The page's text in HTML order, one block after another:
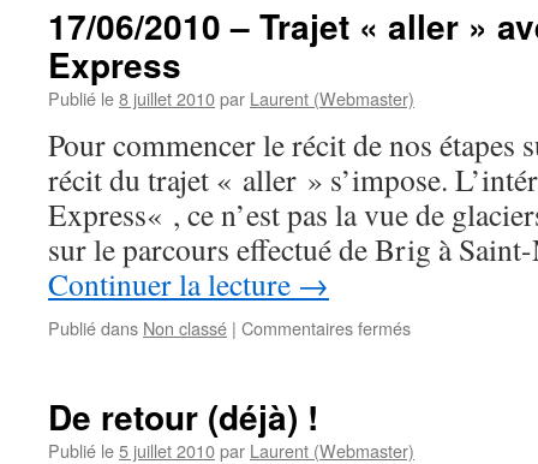
17/06/2010 – Trajet « aller »
Express
Publié le8 juillet 2010par Laurent (Webmaster)
Pour commencer le récit de nos
récit du trajet « aller » s’impose.
Express« , ce n’est pas la vue de
sur le parcours effectué de Brig à
Continuer la lecture →
Publié dans Non classé | Commentaires ferméssur
avec
De retour (déjà) !
Publié le5 juillet 2010par Laurent (Webmaster)